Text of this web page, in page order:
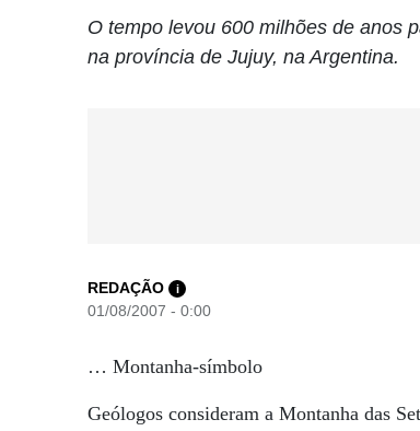
O tempo levou 600 milhões de anos
na província de Jujuy, na Argentina.
REDAÇÃO i
01/08/2007 - 0:00
… Montanha-símbolo
Geólogos consideram a Montanha das